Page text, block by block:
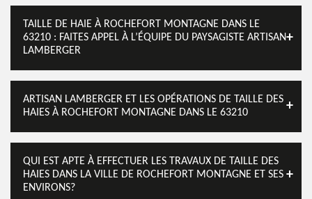
TAILLE DE HAIE À ROCHEFORT MONTAGNE DANS LE
63210 : FAITES APPEL À L’ÉQUIPE DU PAYSAGISTE ARTISAN
LAMBERGER
ARTISAN LAMBERGER ET LES OPÉRATIONS DE TAILLE DES
HAIES À ROCHEFORT MONTAGNE DANS LE 63210
QUI EST APTE À EFFECTUER LES TRAVAUX DE TAILLE DES
HAIES DANS LA VILLE DE ROCHEFORT MONTAGNE ET SES
ENVIRONS?